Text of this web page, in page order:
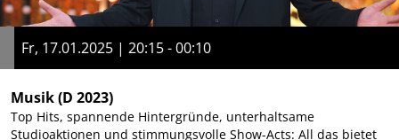
Fr, 17.01.2025 | 20:15 - 00:10
Musik(D 2023)
Top Hits, spannende Hintergründe, unterhaltsame
Studioaktionen und stimmungsvolle Show-Acts: All das bietet